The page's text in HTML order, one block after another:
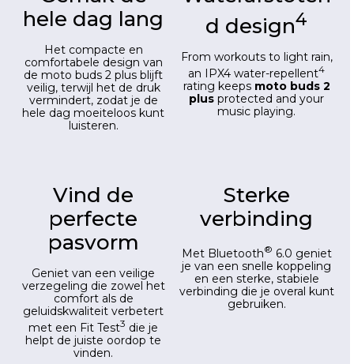
hele dag lang
Het compacte en
comfortabele design van
de moto buds 2 plus blijft
veilig, terwijl het de druk
vermindert, zodat je de
hele dag moeiteloos kunt
luisteren.
d design4
From workouts to light rain,
an IPX4 water-repellent4
rating keeps moto buds 2
plus protected and your
music playing.
Vind de
perfecte
pasvorm
Geniet van een veilige
verzegeling die zowel het
comfort als de
geluidskwaliteit verbetert
met een Fit Test3 die je
helpt de juiste oordop te
vinden.
Sterke
verbinding
Met Bluetooth® 6.0 geniet
je van een snelle koppeling
en een sterke, stabiele
verbinding die je overal kunt
gebruiken.